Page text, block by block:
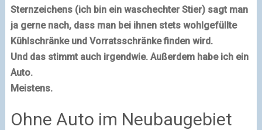
Sternzeichens (ich bin ein waschechter Stier) sagt man
ja gerne nach, dass man bei ihnen stets wohlgefüllte
Kühlschränke und Vorratsschränke finden wird.
Und das stimmt auch irgendwie. Außerdem habe ich ein
Auto.
Meistens.
Ohne Auto im Neubaugebiet